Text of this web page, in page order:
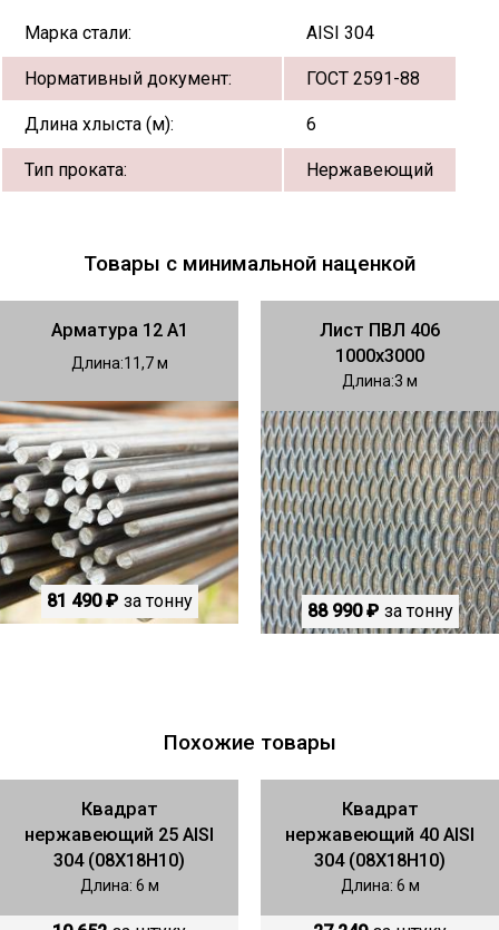
Марка стали: AISI 304
Нормативный документ: ГОСТ 2591-88
Длина хлыста (м): 6
Тип проката: Нержавеющий
Товары с минимальной наценкой
Арматура 12 А1
Длина 11,7
81 490 ₽ за тонну
Лист ПВЛ 406
1000х3000
Длина 3
88 990 ₽ за тонну
Похожие товары
Квадрат
нержавеющий 25 AISI
304 (08Х18Н10)
Длина: 6 м
Квадрат
нержавеющий 40 AISI
304 (08Х18Н10)
Длина: 6 м